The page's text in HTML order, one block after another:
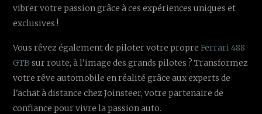
vibrer votre passion grâce à ces expériences uniques et
exclusives !
Vous rêvez également de piloter votre propreFerrari 488
GTB sur route, à l’image des grands pilotes ? Transformez
votre rêve automobile en réalité grâce aux experts de
l'achat à distance chez Joinsteer, votre partenaire de
confiance pour vivre la passion auto.